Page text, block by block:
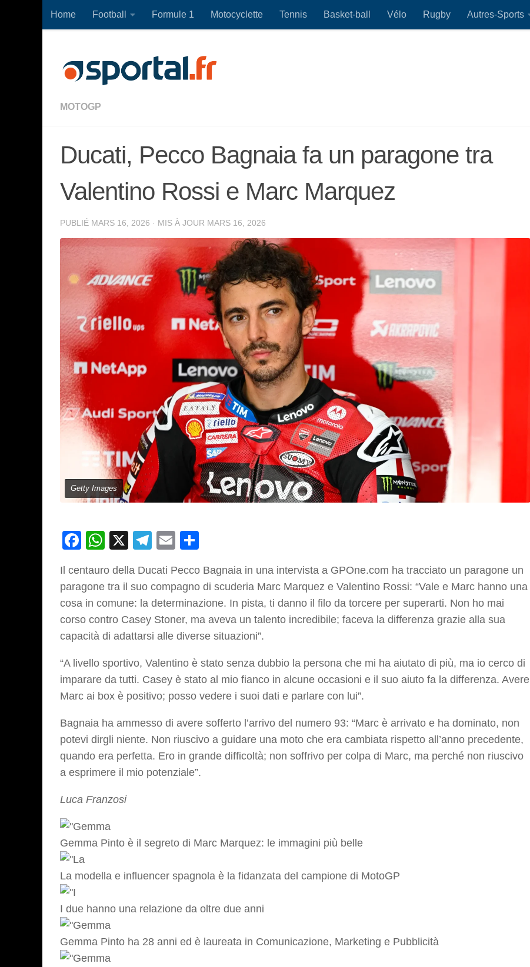
Skip to content
Home Football Formule 1 Motocyclette Tennis Basket-ball Vélo Rugby Autres-Sports
MOTOGP
Ducati, Pecco Bagnaia fa un paragone tra
Valentino Rossi e Marc Marquez
PUBLIÉ MARS 16, 2026 · MIS À JOUR MARS 16, 2026
Getty Images
Facebook
WhatsApp
X Telegram
Email
Il centauro della Ducati Pecco Bagnaia in una intervista a GPOne.com ha tracciato un paragone un
paragone tra il suo compagno di scuderia Marc Marquez e Valentino Rossi: “Vale e Marc hanno una
cosa in comune: la determinazione. In pista, ti danno il filo da torcere per superarti. Non ho mai
corso contro Casey Stoner, ma aveva un talento incredibile; faceva la differenza grazie alla sua
capacità di adattarsi alle diverse situazioni”.
“A livello sportivo, Valentino è stato senza dubbio la persona che mi ha aiutato di più, ma io cerco di
imparare da tutti. Casey è stato al mio fianco in alcune occasioni e il suo aiuto fa la differenza. Avere
Marc ai box è positivo; posso vedere i suoi dati e parlare con lui”.
Bagnaia ha ammesso di avere sofferto l’arrivo del numero 93: “Marc è arrivato e ha dominato, non
potevi dirgli niente. Non riuscivo a guidare una moto che era cambiata rispetto all’anno precedente,
quando era perfetta. Ero in grande difficoltà; non soffrivo per colpa di Marc, ma perché non riuscivo
a esprimere il mio potenziale”.
Luca Franzosi
Gemma Pinto è il segreto di Marc Marquez: le immagini più belle
La modella e influencer spagnola è la fidanzata del campione di MotoGP
I due hanno una relazione da oltre due anni
Gemma Pinto ha 28 anni ed è laureata in Comunicazione, Marketing e Pubblicità